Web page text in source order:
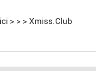
> > > Xmiss.Club